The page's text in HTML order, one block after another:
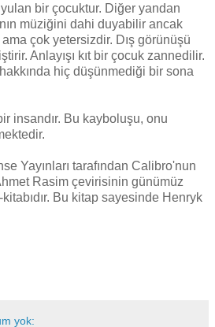
bir çocuktur. Diğer yandan
müziğini dahi duyabilir ancak
çok yetersizdir. Dış görünüşü
Anlayışı kıt bir çocuk zannedilir.
hiç düşünmediği bir sona
insandır. Bu kayboluşu, onu
Yayınları tarafından Calibro'nun
Rasim çevirisinin günümüz
Bu kitap sayesinde Henryk
yok: